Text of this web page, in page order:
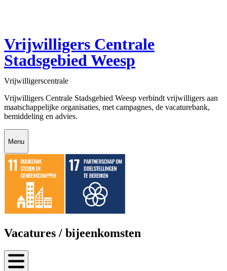
Vrijwilligers Centrale
Stadsgebied Weesp
Vrijwilligerscentrale
Vrijwilligers Centrale Stadsgebied Weesp verbindt vrijwilligers aan
maatschappelijke organisaties, met campagnes, de vacaturebank,
bemiddeling en advies.
Menu
Vacatures / bijeenkomsten